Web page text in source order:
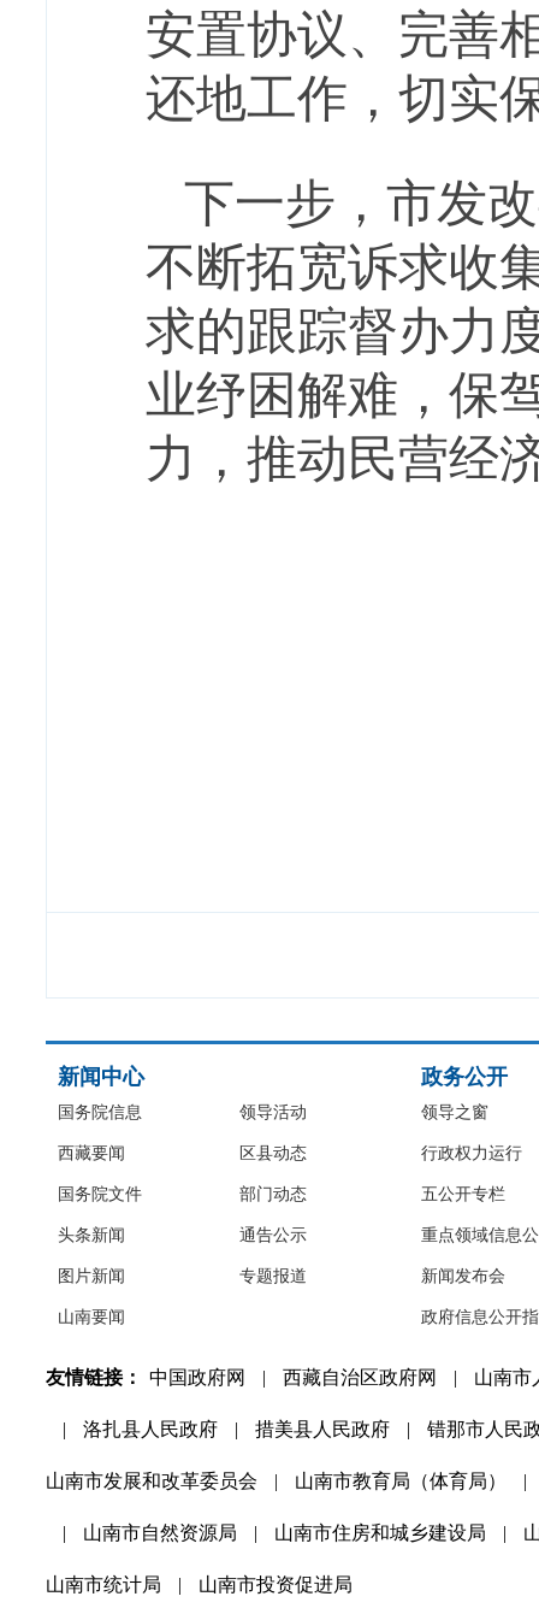
安置协议、完善
还地工作，切实
下一步，市发
不断拓宽诉求收
求的跟踪督办力
业纾困解难，保
力，推动民营经
新闻中心
国务院信息
西藏要闻
国务院文件
头条新闻
图片新闻
山南要闻
领导活动
区县动态
部门动态
通告公示
专题报道
政务公开
领导之窗
行政权力运行
五公开专栏
重点领域信息
新闻发布会
政府信息公开
友情链接： 中国政府网 | 西藏自治区政府网 | 山南市
| 洛扎县人民政府 | 措美县人民政府 | 错那市人民
山南市发展和改革委员会 | 山南市教育局（体育局） |
| 山南市自然资源局 | 山南市住房和城乡建设局 |
山南市统计局 | 山南市投资促进局